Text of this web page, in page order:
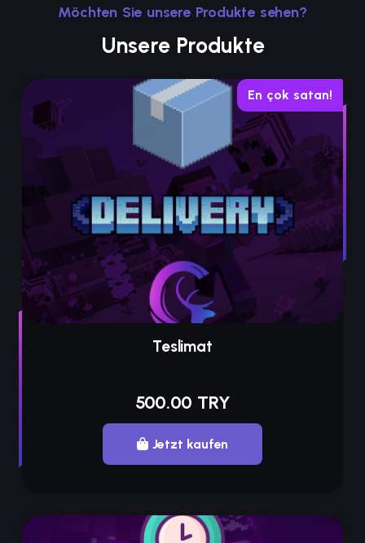
Möchten Sie unsere Produkte sehen?
Unsere Produkte
En çok satan!
Teslimat
500.00 TRY
Jetzt kaufen